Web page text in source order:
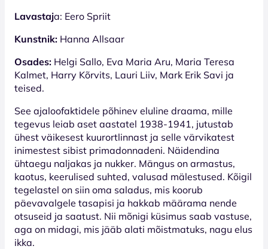
Lavastaja: Eero Spriit
Kunstnik: Hanna Allsaar
Osades: Helgi Sallo, Eva Maria Aru, Maria Teresa
Kalmet, Harry Kõrvits, Lauri Liiv, Mark Erik Savi ja
teised.
See ajaloofaktidele põhinev eluline draama, mille
tegevus leiab aset aastatel 1938-1941, jutustab
ühest väikesest kuurortlinnast ja selle värvikatest
inimestest sibist primadonnadeni. Näidendina
ühtaegu naljakas ja nukker. Mängus on armastus,
kaotus, keerulised suhted, valusad mälestused. Kõigil
tegelastel on siin oma saladus, mis koorub
päevavalgele tasapisi ja hakkab määrama nende
otsuseid ja saatust. Nii mõnigi küsimus saab vastuse,
aga on midagi, mis jääb alati mõistmatuks, nagu elus
ikka.